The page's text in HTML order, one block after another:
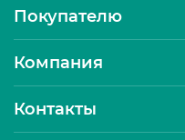
Покупателю
Компания
Контакты